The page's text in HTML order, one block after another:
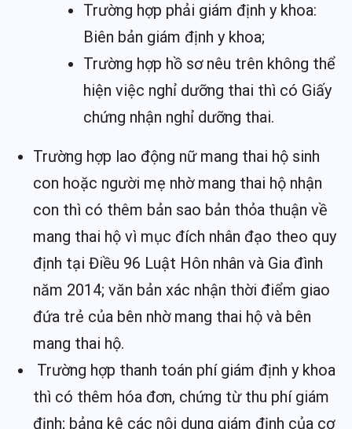
Trường hợp phải giám định y khoa:
Biên bản giám định y khoa;
Trường hợp hồ sơ nêu trên không thể
hiện việc nghỉ dưỡng thai thì có Giấy
chứng nhận nghỉ dưỡng thai.
Trường hợp lao động nữ mang thai hộ sinh
con hoặc người mẹ nhờ mang thai hộ nhận
con thì có thêm bản sao bản thỏa thuận về
mang thai hộ vì mục đích nhân đạo theo quy
định tại Điều 96 Luật Hôn nhân và Gia đình
năm 2014; văn bản xác nhận thời điểm giao
đứa trẻ của bên nhờ mang thai hộ và bên
mang thai hộ.
Trường hợp thanh toán phí giám định y khoa
thì có thêm hóa đơn, chứng từ thu phí giám
định; bảng kê các nội dung giám định của cơ